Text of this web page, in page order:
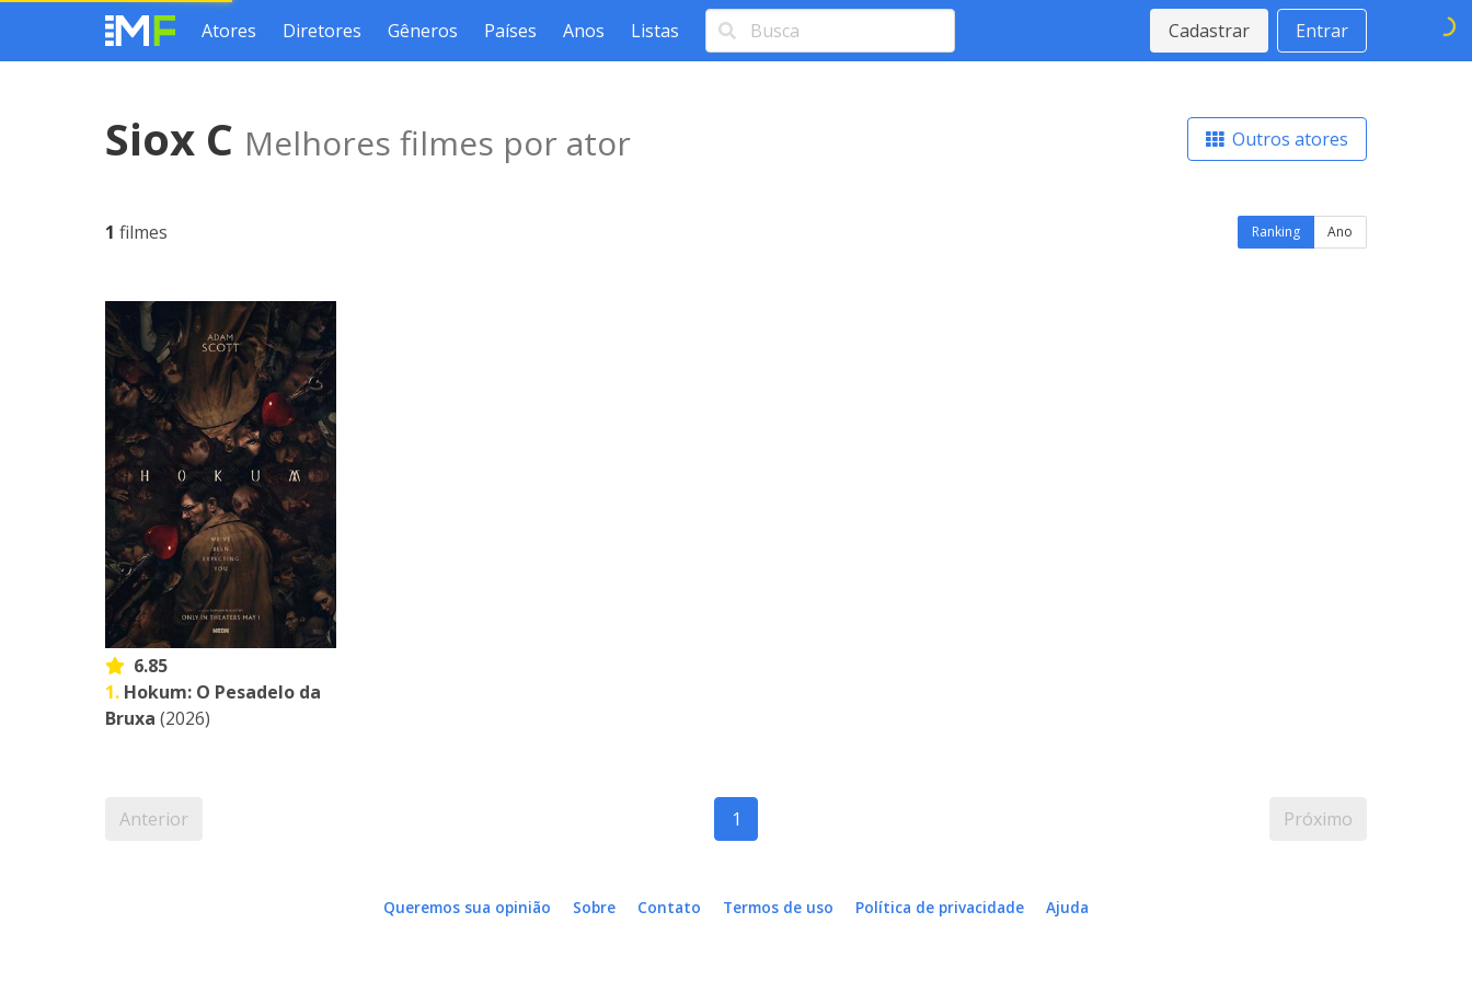
Atores Diretores Gêneros Países Anos Listas Cadastrar Entrar
Siox C Melhores filmes por ator Outros atores
1 filmes Ranking Ano
6.85
1. Hokum: O Pesadelo da
Bruxa (2026)
Anterior Próximo
1
Queremos sua opinião Sobre Contato Termos de uso Política de privacidade Ajuda